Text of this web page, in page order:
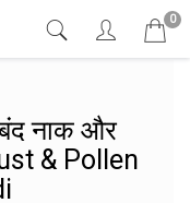
0
नाक और
& Pollen